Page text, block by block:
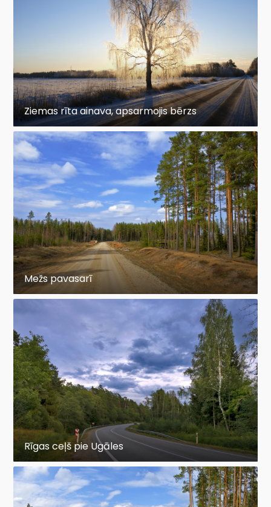
Ziemas rīta ainava, apsarmojis bērzs
Mežs pavasarī
Rīgas ceļš pie Ugāles